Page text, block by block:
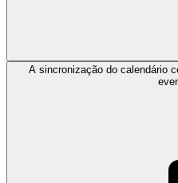
A sincronização do calendário